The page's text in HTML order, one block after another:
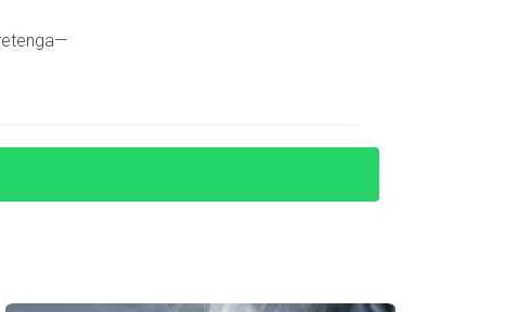
las leyes locales y obtener su NIE con